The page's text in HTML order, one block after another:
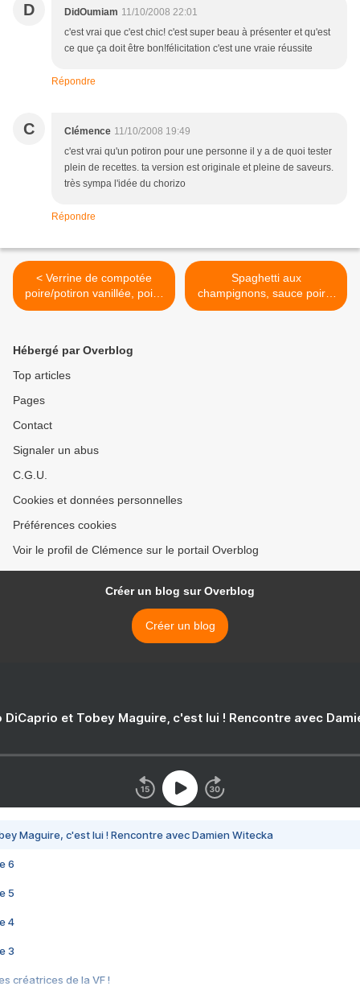
D DidOumiam 11/10/2008 22:01
c'est vrai que c'est chic! c'est super beau à présenter et qu'est
ce que ça doit être bon!félicitation c'est une vraie réussite
Répondre
C Clémence 11/10/2008 19:49
c'est vrai qu'un potiron pour une personne il y a de quoi tester
plein de recettes. ta version est originale et pleine de saveurs.
très sympa l'idée du chorizo
Répondre
< Verrine de compotée
poire/potiron vanillée, poire
séchée et crumble de
Spaghetti aux
champignons, sauce poire,
bleu et noix >
Hébergé par Overblog
Top articles
Pages
Contact
Signaler un abus
C.G.U.
Cookies et données personnelles
Préférences cookies
Voir le profil de Clémence sur le portail Overblog
Créer un blog sur Overblog
Créer un blog
DiCaprio et Tobey Maguire, c'est lui ! Rencontre avec
Maguire, c'est lui ! Rencontre avec Damien Witecka
6
5
4
3
créatrices de la VF !